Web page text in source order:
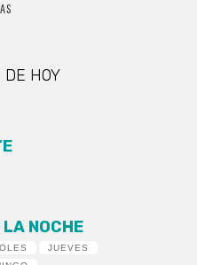
DE HOY
NOCHE
JUEVES